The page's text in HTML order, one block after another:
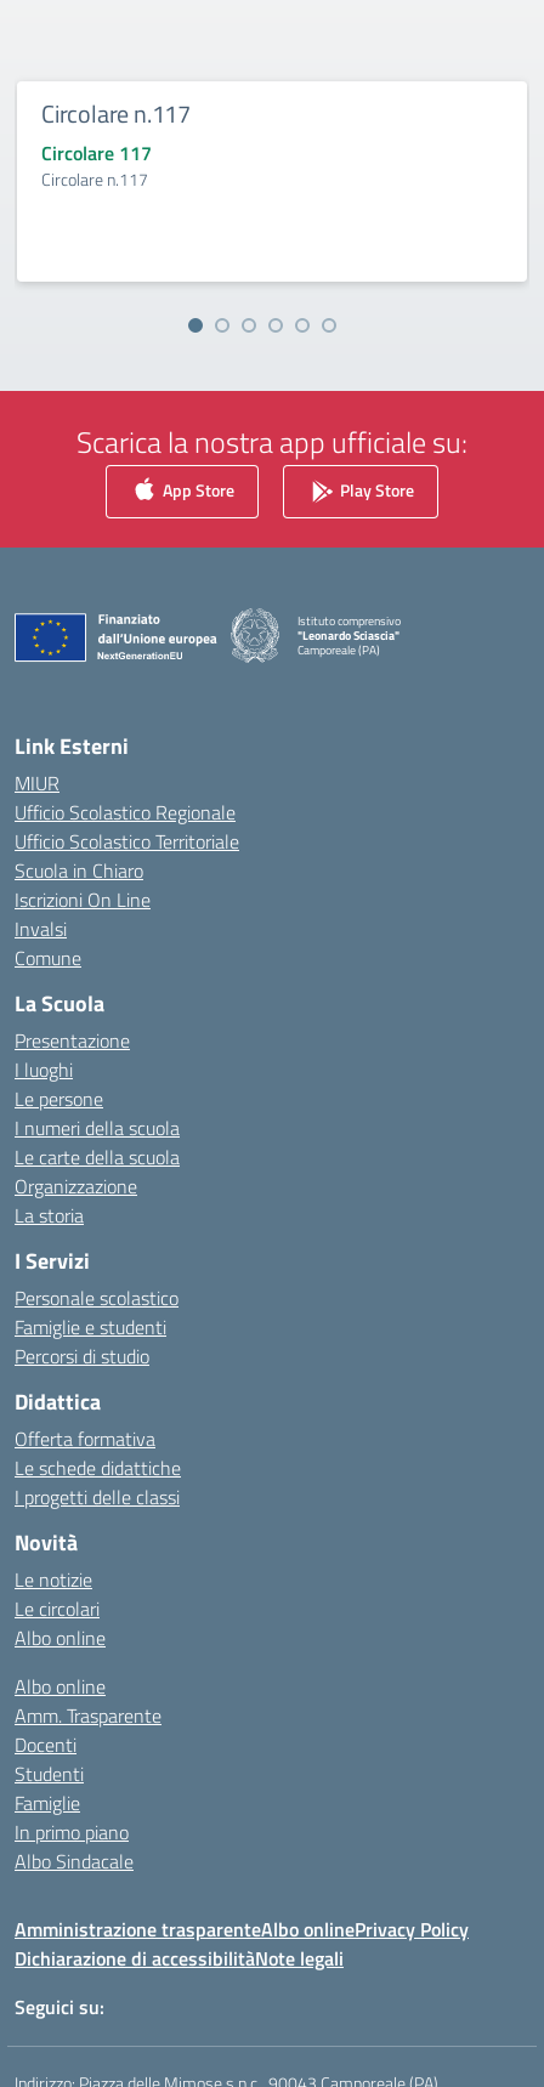
Circolare n.117
Circolare 117
Circolare n.117
Scarica la nostra app ufficiale su:
App Store Play Store
Istituto comprensivo
"Leonardo Sciascia"
Camporeale (PA)
— Visita la pagina iniziale della scuola
Link Esterni
MIUR
Ufficio Scolastico Regionale
Ufficio Scolastico Territoriale
Scuola in Chiaro
Iscrizioni On Line
Invalsi
Comune
La Scuola
Presentazione
I luoghi
Le persone
I numeri della scuola
Le carte della scuola
Organizzazione
La storia
I Servizi
Personale scolastico
Famiglie e studenti
Percorsi di studio
Didattica
Offerta formativa
Le schede didattiche
I progetti delle classi
Novità
Le notizie
Le circolari
Albo online
Albo online
Amm. Trasparente
Docenti
Studenti
Famiglie
In primo piano
Albo Sindacale
Amministrazione trasparenteAlbo onlinePrivacy Policy
Dichiarazione di accessibilitàNote legali
Seguici su: